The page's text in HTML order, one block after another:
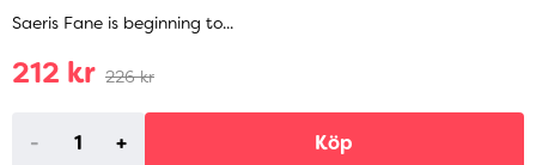
Saeris Fane is beginning to...
212 kr 226 kr
- + Köp